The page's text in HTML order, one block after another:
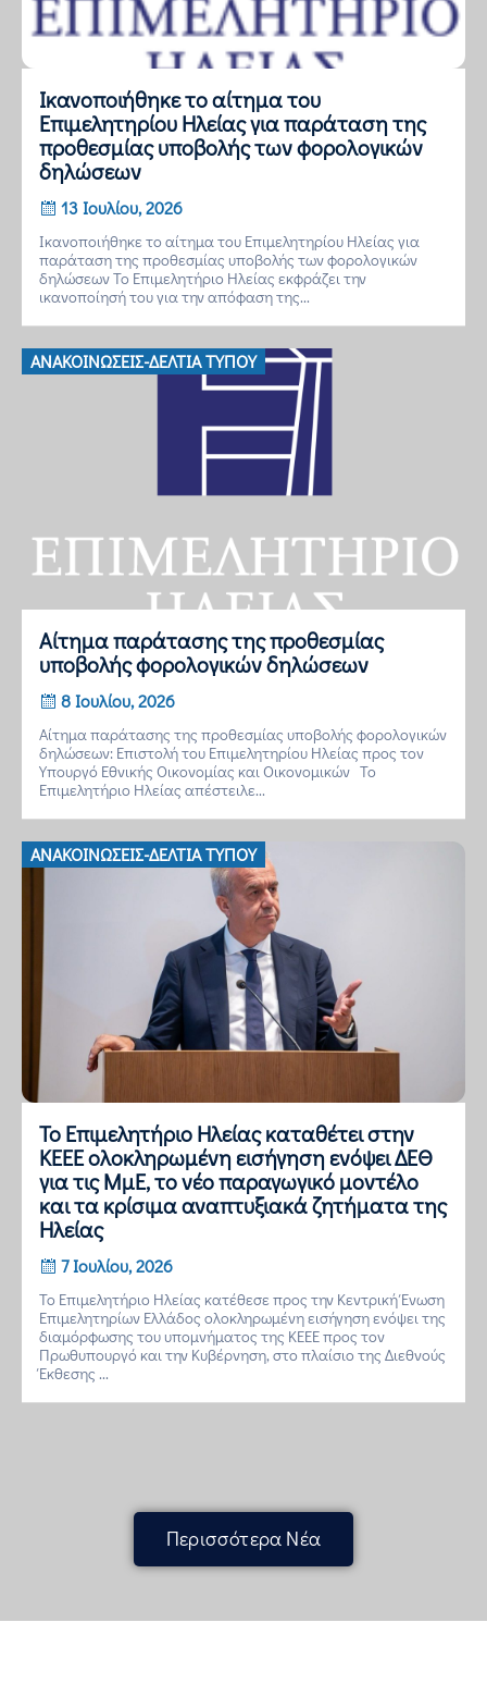
Ικανοποιήθηκε το αίτημα του
Επιμελητηρίου Ηλείας για παράταση της
προθεσμίας υποβολής των φορολογικών
δηλώσεων
13 Ιουλίου, 2026
Ικανοποιήθηκε το αίτημα του Επιμελητηρίου Ηλείας για
παράταση της προθεσμίας υποβολής των φορολογικών
δηλώσεων Το Επιμελητήριο Ηλείας εκφράζει την
ικανοποίησή του για την απόφαση της...
ΑΝΑΚΟΙΝΏΣΕΙΣ-ΔΕΛΤΊΑ ΤΎΠΟΥ
Αίτημα παράτασης της προθεσμίας
υποβολής φορολογικών δηλώσεων
8 Ιουλίου, 2026
Αίτημα παράτασης της προθεσμίας υποβολής φορολογικών
δηλώσεων: Επιστολή του Επιμελητηρίου Ηλείας προς τον
Υπουργό Εθνικής Οικονομίας και Οικονομικών Το
Επιμελητήριο Ηλείας απέστειλε...
ΑΝΑΚΟΙΝΏΣΕΙΣ-ΔΕΛΤΊΑ ΤΎΠΟΥ
Το Επιμελητήριο Ηλείας καταθέτει στην
ΚΕΕΕ ολοκληρωμένη εισήγηση ενόψει ΔΕΘ
για τις ΜμΕ, το νέο παραγωγικό μοντέλο
και τα κρίσιμα αναπτυξιακά ζητήματα της
Ηλείας
7 Ιουλίου, 2026
Το Επιμελητήριο Ηλείας κατέθεσε προς την Κεντρική Ένωση
Επιμελητηρίων Ελλάδος ολοκληρωμένη εισήγηση ενόψει της
διαμόρφωσης του υπομνήματος της ΚΕΕΕ προς τον
Πρωθυπουργό και την Κυβέρνηση, στο πλαίσιο της Διεθνούς
Έκθεσης ...
Περισσότερα Νέα